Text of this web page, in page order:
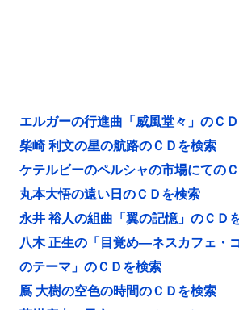
エルガーの行進曲「威風堂々」のＣ
柴崎 利文の星の航路のＣＤを検索
ケテルビーのペルシャの市場にての
丸本大悟の遠い日のＣＤを検索
永井 裕人の組曲「翼の記憶」のＣＤ
八木 正生の「目覚め―ネスカフェ・
のテーマ」のＣＤを検索
鳫 大樹の空色の時間のＣＤを検索